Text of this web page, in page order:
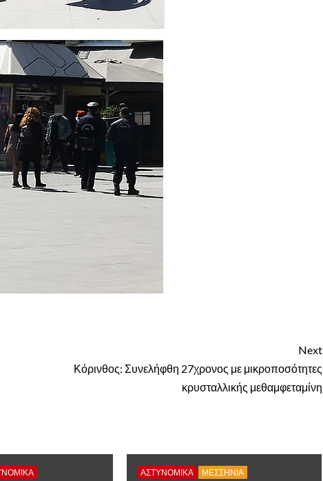
Next
Κόρινθος: Συνελήφθη 27χρονος με μικροποσότητες
κρυσταλλικής μεθαμφεταμίνη
ΑΣΤΥΝΟΜΙΚΑ ΜΕΣΣΗΝΙΑ